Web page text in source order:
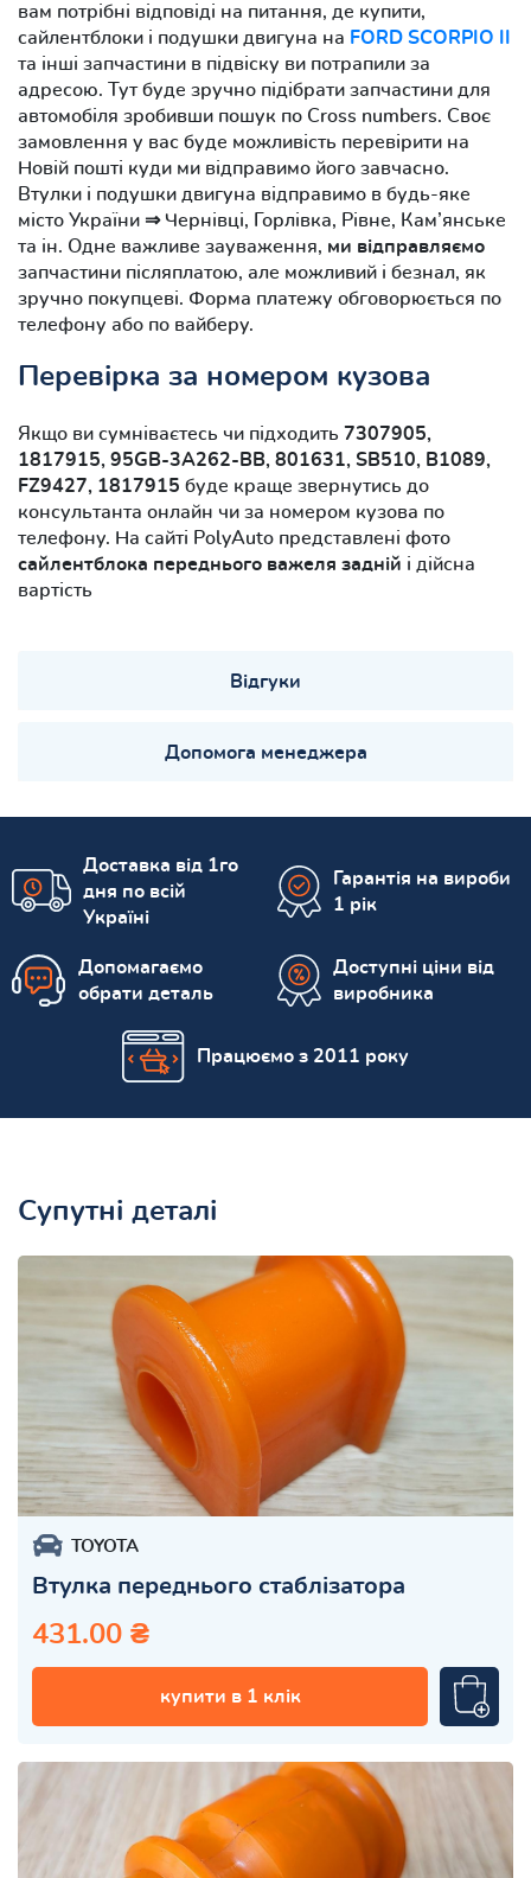
вам потрібні відповіді на питання, де купити,
сайлентблоки і подушки двигуна на FORD SCORPIO II
та інші запчастини в підвіску ви потрапили за
адресою. Тут буде зручно підібрати запчастини для
автомобіля зробивши пошук по Cross numbers. Своє
замовлення у вас буде можливість перевірити на
Новій пошті куди ми відправимо його завчасно.
Втулки і подушки двигуна відправимо в будь-яке
місто України ⇒ Чернівці, Горлівка, Рівне, Кам’янське
та ін. Одне важливе зауваження, ми відправляємо
запчастини післяплатою, але можливий і безнал, як
зручно покупцеві. Форма платежу обговорюється по
телефону або по вайберу.
Перевірка за номером кузова
Якщо ви сумніваєтесь чи підходить 7307905,
1817915, 95GB-3A262-BB, 801631, SB510, B1089,
FZ9427, 1817915 буде краще звернутись до
консультанта онлайн чи за номером кузова по
телефону. На сайті PolyAuto представлені фото
сайлентблока переднього важеля задній і дійсна
вартість
Відгуки
Допомога менеджера
Доставка від 1го
дня по всій
Україні
Гарантія на вироби
1 рік
Допомагаємо
обрати деталь
Доступні ціни від
виробника
Працюємо з 2011 року
Супутні деталі
TOYOTA
Втулка переднього стаблізатора
431.00 ₴
купити в 1 клік